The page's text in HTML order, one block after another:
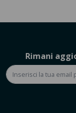
Rimani